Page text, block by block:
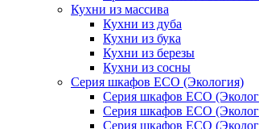
Кухни из массива
Кухни из дуба
Кухни из бука
Кухни из березы
Кухни из сосны
Серия шкафов ECO (Экология)
Серия шкафов ECO
Серия шкафов ECO
Серия шкафов ECO